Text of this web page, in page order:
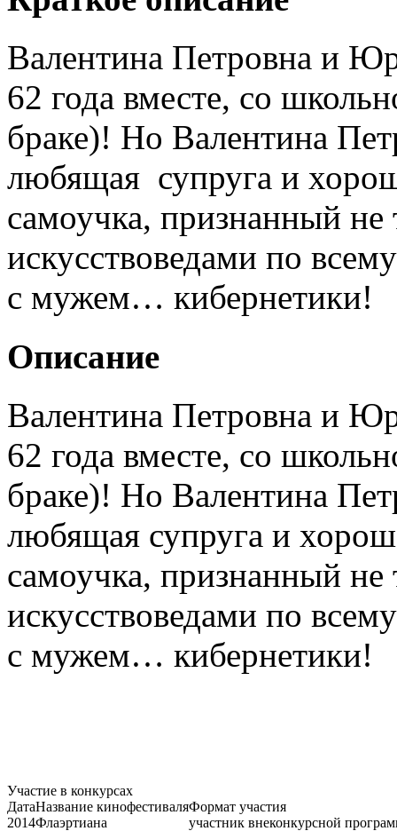
Валентина Петровна и
62 года вместе, со
браке)! Но Валентина
любящая супруга и
самоучка, признанный не
искусствоведами по
с мужем… кибернетики!
Описание
Валентина Петровна и
62 года вместе, со
браке)! Но Валентина
любящая супруга и
самоучка, признанный не
искусствоведами по
с мужем… кибернетики!
Участие в конкурсах
ДатаНазвание кинофестиваляФормат участия
2014Флаэртиана участник внеконкурсной